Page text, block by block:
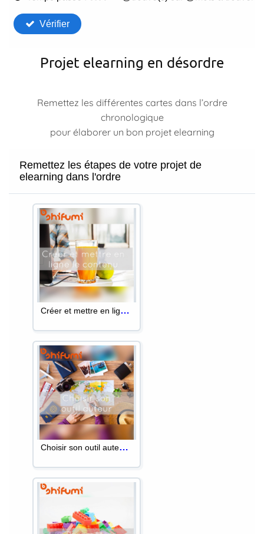
Projet elearning en désordre
Remettez les différentes cartes dans l’ordre
chronologique
pour élaborer un bon projet elearning